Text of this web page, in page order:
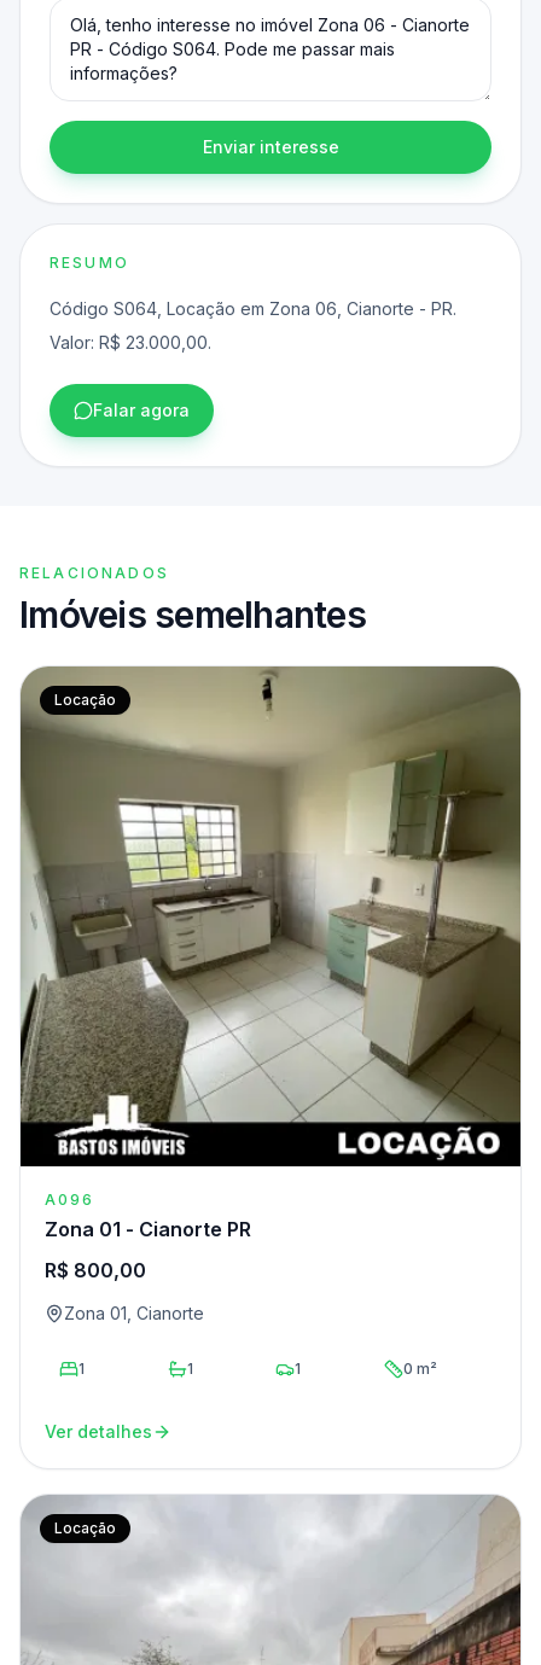
Enviar interesse
RESUMO
Código S064, Locação em Zona 06, Cianorte - PR.
Valor: R$ 23.000,00.
Falar agora
RELACIONADOS
Imóveis semelhantes
Locação
A096
Zona 01 - Cianorte PR
R$ 800,00
Zona 01, Cianorte
1 1 1 0 m²
Ver detalhes
Locação